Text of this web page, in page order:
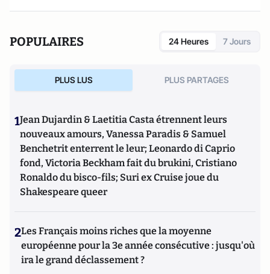
POPULAIRES 24 Heures 7 Jours
PLUS LUS PLUS PARTAGES
1Jean Dujardin & Laetitia Casta étrennent leurs
nouveaux amours, Vanessa Paradis & Samuel
Benchetrit enterrent le leur; Leonardo di Caprio
fond, Victoria Beckham fait du brukini, Cristiano
Ronaldo du bisco-fils; Suri ex Cruise joue du
Shakespeare queer
2Les Français moins riches que la moyenne
européenne pour la 3e année consécutive : jusqu'où
ira le grand déclassement ?